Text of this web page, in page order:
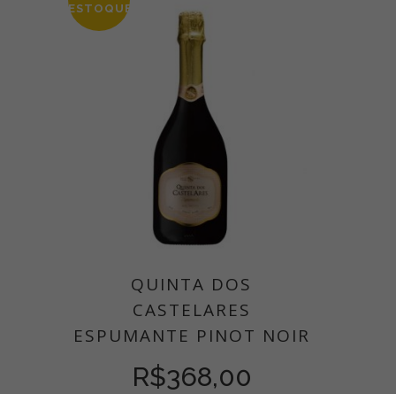
ESTOQUE
QUINTA DOS
CASTELARES
ESPUMANTE PINOT NOIR
R$368,00